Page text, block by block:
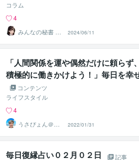
コラム
4
みんなの秘書 ✿ ‬
恋愛と心のサポ
ート係
2024/06/11
「人間関係を運や偶然だけに頼らず
積極的に働きかけよう！」毎日を幸
ごすための【人間関係のコツ】
コンテンツ
ライフスタイル
4
うさぴょん＠癒
し系アラフィフ
心寄り添い人
2022/01/31
毎日復縁占い０２月０２日 記事